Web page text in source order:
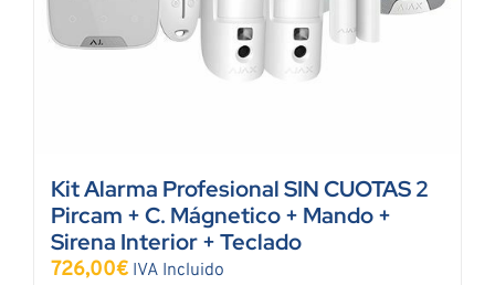
Kit Alarma Profesional SIN CUOTAS 2
Pircam + C. Mágnetico + Mando +
Sirena Interior + Teclado
726,00€ IVA Incluido